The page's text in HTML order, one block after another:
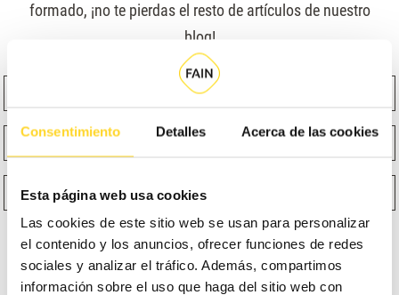
Consentimiento Detalles Acerca de las cookies
Esta página web usa cookies
Las cookies de este sitio web se usan para personalizar
el contenido y los anuncios, ofrecer funciones de redes
sociales y analizar el tráfico. Además, compartimos
información sobre el uso que haga del sitio web con
formado, ¡no te pierdas el resto de artículos de nuestro
blog!
Apellidos
Email Teléfono
¿Qué función te describe mejor?